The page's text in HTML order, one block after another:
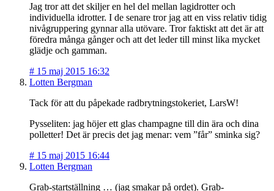
Jag tror att det skiljer en hel del mellan lagidrotter och
individuella idrotter. I de senare tror jag att en viss relativ tidig
nivågruppering gynnar alla utövare. Tror faktiskt att det är att
föredra många gånger och att det leder till minst lika mycket
glädje och gamman.
# 15 maj 2015 16:32
Lotten Bergman
Tack för att du påpekade radbrytningstokeriet, LarsW!
Pysseliten: jag höjer ett glas champagne till din ära och dina
polletter! Det är precis det jag menar: vem ”får” sminka sig?
# 15 maj 2015 16:44
Lotten Bergman
Grab-startställning … (jag smakar på ordet). Grab-